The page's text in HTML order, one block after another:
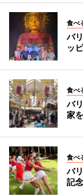
食べ
バ
ッ
食べ
バ
家
食べ
バ
記